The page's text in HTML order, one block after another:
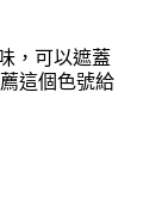
，可以遮蓋
這個色號給